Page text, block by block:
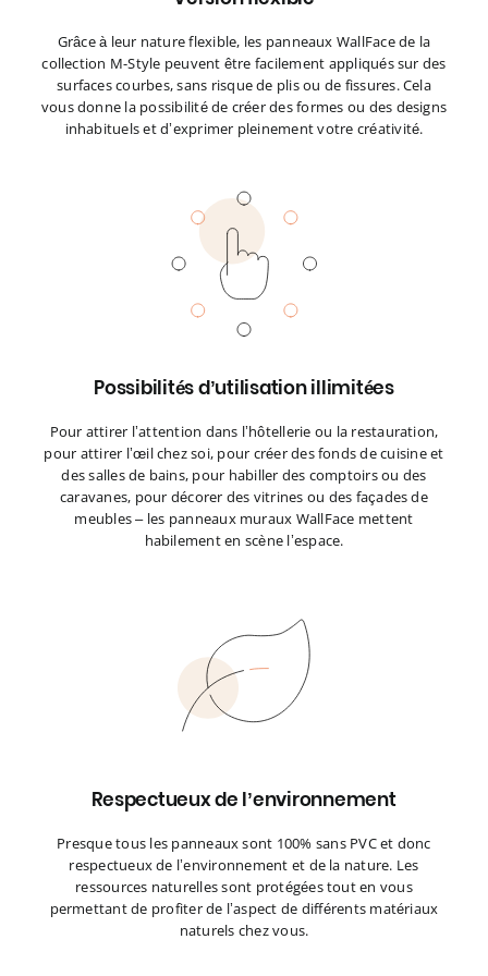
Grâce à leur nature flexible, les panneaux WallFace de la
collection M-Style peuvent être facilement appliqués sur des
surfaces courbes, sans risque de plis ou de fissures. Cela
vous donne la possibilité de créer des formes ou des designs
inhabituels et d’exprimer pleinement votre créativité.
Possibilités d’utilisation illimitées
Pour attirer l’attention dans l’hôtellerie ou la restauration,
pour attirer l’œil chez soi, pour créer des fonds de cuisine et
des salles de bains, pour habiller des comptoirs ou des
caravanes, pour décorer des vitrines ou des façades de
meubles – les panneaux muraux WallFace mettent
habilement en scène l’espace.
Respectueux de l’environnement
Presque tous les panneaux sont 100% sans PVC et donc
respectueux de l’environnement et de la nature. Les
ressources naturelles sont protégées tout en vous
permettant de profiter de l’aspect de différents matériaux
naturels chez vous.